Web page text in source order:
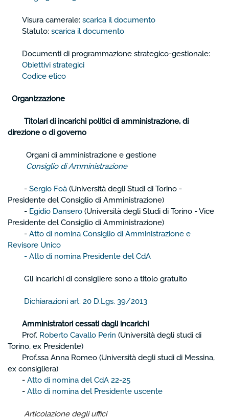
Visura camerale: scarica il documento
Statuto: scarica il documento
Documenti di programmazione strategico-gestionale:
Obiettivi strategici
Codice etico
Organizzazione
Titolari di incarichi politici di amministrazione, di
direzione o di governo
Organi di amministrazione e gestione
Consiglio di Amministrazione
- Sergio Foà (Università degli Studi di Torino -
Presidente del Consiglio di Amministrazione)
- Egidio Dansero (Università degli Studi di Torino - Vice
Presidente del Consiglio di Amministrazione)
- Atto di nomina Consiglio di Amministrazione e
Revisore Unico
- Atto di nomina Presidente del CdA
Gli incarichi di consigliere sono a titolo gratuito
Dichiarazioni art. 20 D.Lgs. 39/2013
Amministratori cessati dagli incarichi
Prof. Roberto Cavallo Perin (Università degli studi di
Torino, ex Presidente)
Prof.ssa Anna Romeo (Università degli studi di Messina,
ex consigliera)
- Atto di nomina del CdA 22-25
- Atto di nomina del Presidente uscente
Articolazione degli uffici